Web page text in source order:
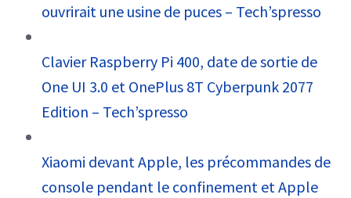
ouvrirait une usine de puces – Tech’spresso
Clavier Raspberry Pi 400, date de sortie de
One UI 3.0 et OnePlus 8T Cyberpunk 2077
Edition – Tech’spresso
Xiaomi devant Apple, les précommandes de
console pendant le confinement et Apple